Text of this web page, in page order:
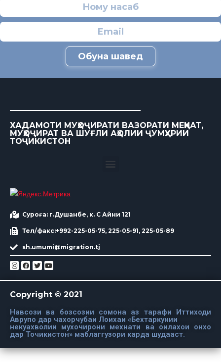
Обуна шавед
ХАДАМОТИ МУҲОҶИРАТИ ВАЗОРАТИ МЕҲНАТ,
МУҲОҶИРАТ ВА ШУҒЛИ АҲОЛИИ ҶУМҲУРИИ
ТОҶИКИСТОН
Суроға: г.Душанбе, к. С Айни 121
Тел/факс:+992-225-05-75, 225-05-91, 225-05-89
sh.umumi@migration.tj
Copyright © 2021
Навсози ва бозсозии сомона аз тарафи Иттиходи
Аврупо дар чахорчубаи Лоихаи «Бехтаркунии
некуахволии мухочирони мехнати ва оилахои онхо
дар Точикистон» маблаггузори карда шудааст.